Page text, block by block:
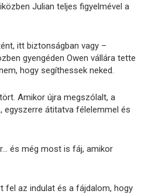
Julian teljes figyelmével a
itt biztonságban vagy –
gyengéden Owen vállára tette
hogy segíthessek neked.
Amikor újra megszólalt, a
egyszerre átitatva félelemmel és
és még most is fáj, amikor
fel az indulat és a fájdalom, hogy